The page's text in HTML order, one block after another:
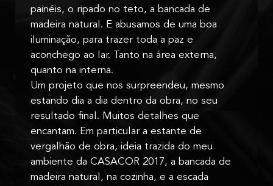
painéis, o ripado no teto, a bancada de
madeira natural. E abusamos de uma boa
iluminação, para trazer toda a paz e
aconchego ao lar. Tanto na área externa,
quanto na interna.
Um projeto que nos surpreendeu, mesmo
estando dia a dia dentro da obra, no seu
resultado final. Muitos detalhes que
encantam. Em particular a estante de
vergalhão de obra, ideia trazida do meu
ambiente da CASACOR 2017, a bancada de
madeira natural, na cozinha, e a escada